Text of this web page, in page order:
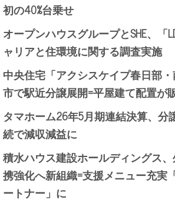
初の40%台乗せ
オープンハウスグループとSHE、「
ャリアと住環境に関する調査実施
中央住宅「アクシスケイプ春日部
市で駅近分譲展開=平屋建て配置が
タマホーム26年5月期連結決算、分
続で減収減益に
積水ハウス建設ホールディングス
携強化へ新組織=支援メニュー充実
ートナー」に